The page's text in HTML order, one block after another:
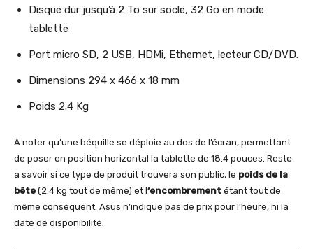
Disque dur jusqu’à 2 To sur socle, 32 Go en mode
tablette
Port micro SD, 2 USB, HDMi, Ethernet, lecteur CD/DVD.
Dimensions 294 x 466 x 18 mm
Poids 2.4 Kg
A noter qu’une béquille se déploie au dos de l’écran, permettant
de poser en position horizontal la tablette de 18.4 pouces. Reste
a savoir si ce type de produit trouvera son public, le poids de la
bête (2.4 kg tout de même) et l‘encombrement étant tout de
même conséquent. Asus n’indique pas de prix pour l’heure, ni la
date de disponibilité.